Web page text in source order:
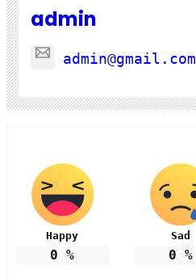
admin
admin@gmail.com
Happy
0 %
Sad
0 %